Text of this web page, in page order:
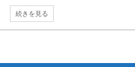
続きを見る